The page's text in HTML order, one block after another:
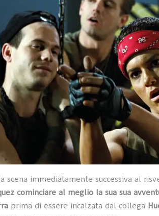
scena immediatamente successiva al
cominciare al meglio la sua sua
prima di essere incalzata dal collega